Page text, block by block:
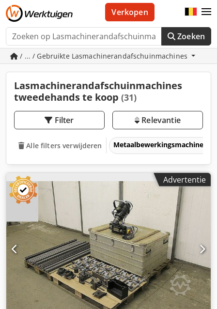
Zoeken
Verkopen
/ ... / Gebruikte Lasmachinerandafschuinmachines
Lasmachinerandafschuinmachines
tweedehands te koop (31)
Filter Relevantie
Alle filters verwijderen Metaalbewerkingsmachines
Advertentie